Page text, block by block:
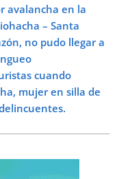
avalancha en la
– Santa
no pudo llegar a
cuando
mujer en silla de